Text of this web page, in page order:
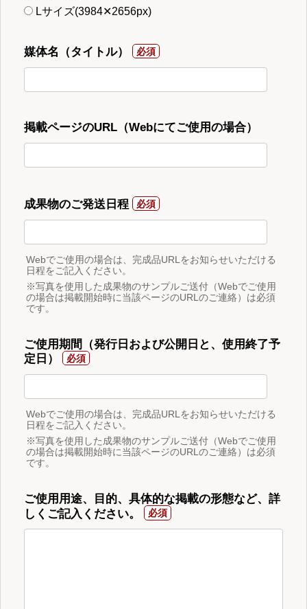
Lサイズ(3984✕2656px)
媒体名（タイトル）
掲載ページのURL（Webにてご使用の場合）
成果物のご発送日程
Webでご使用の場合は、完成品URLをお知らせいただける
日程をご記入ください。
※写真を使用した成果物のサンプルご送付（Webでご使用
の場合は掲載開始時に当該ページのURLのご連絡）は必須
です。
ご使用期間（発行日および公開日と、使用終了予
定日）
Webでご使用の場合は、完成品URLをお知らせいただける
日程をご記入ください。
※写真を使用した成果物のサンプルご送付（Webでご使用
の場合は掲載開始時に当該ページのURLのご連絡）は必須
です。
ご使用用途、目的、具体的な掲載の形態など、詳
しくご記入ください。